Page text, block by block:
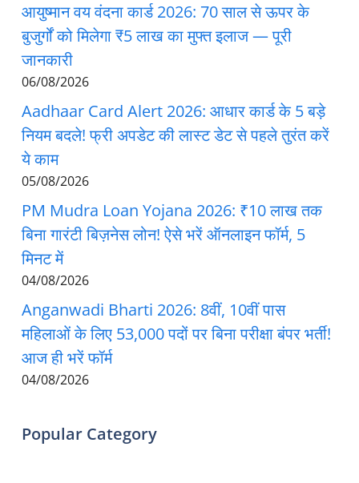
आयुष्मान वय वंदना कार्ड 2026: 70 साल से ऊपर के
बुजुर्गों को मिलेगा ₹5 लाख का मुफ्त इलाज — पूरी
जानकारी
06/08/2026
Aadhaar Card Alert 2026: आधार कार्ड के 5 बड़े
नियम बदले! फ्री अपडेट की लास्ट डेट से पहले तुरंत करें
ये काम
05/08/2026
PM Mudra Loan Yojana 2026: ₹10 लाख तक
बिना गारंटी बिज़नेस लोन! ऐसे भरें ऑनलाइन फॉर्म, 5
मिनट में
04/08/2026
Anganwadi Bharti 2026: 8वीं, 10वीं पास
महिलाओं के लिए 53,000 पदों पर बिना परीक्षा बंपर भर्ती!
आज ही भरें फॉर्म
04/08/2026
Popular Category